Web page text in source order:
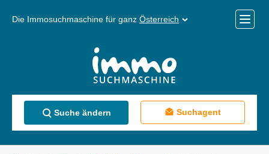
Die Immosuchmaschine für ganz Österreich
Menü
Suche ändern Suchagent